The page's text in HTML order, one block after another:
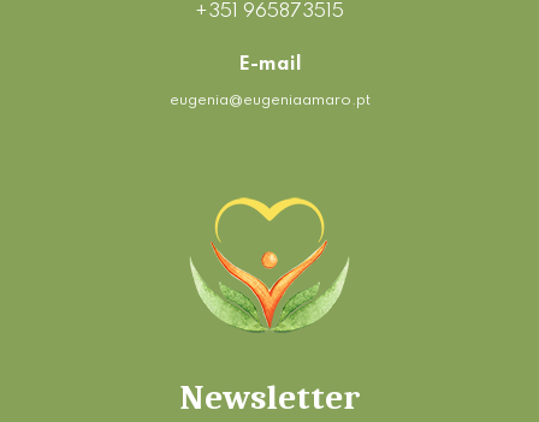
+351 965873515
E-mail
eugenia@eugeniaamaro.pt
Newsletter